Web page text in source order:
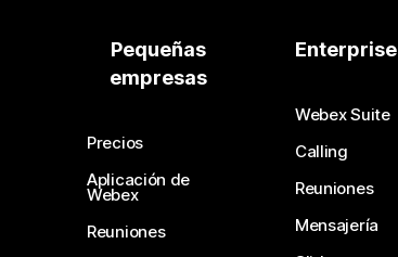
Pequeñas
empresas
Precios
Aplicación de
Webex
Reuniones
Enterprise
Webex Suite
Calling
Reuniones
Mensajería